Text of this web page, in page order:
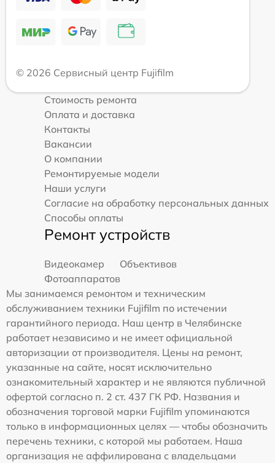
© 2026 Сервисный центр Fujifilm
Стоимость ремонта
Оплата и доставка
Контакты
Вакансии
О компании
Ремонтируемые модели
Наши услуги
Согласие на обработку персональных данных
Способы оплаты
Ремонт устройств
Видеокамер
Объективов
Фотоаппаратов
Мы занимаемся ремонтом и техническим
обслуживанием техники Fujifilm по истечении
гарантийного периода. Наш центр в Челябинске
работает независимо и не имеет официальной
авторизации от производителя. Цены на ремонт,
указанные на сайте, носят исключительно
ознакомительный характер и не являются публичной
офертой согласно п. 2 ст. 437 ГК РФ. Названия и
обозначения торговой марки Fujifilm упоминаются
только в информационных целях — чтобы обозначить
перечень техники, с которой мы работаем. Наша
организация не аффилирована с владельцами